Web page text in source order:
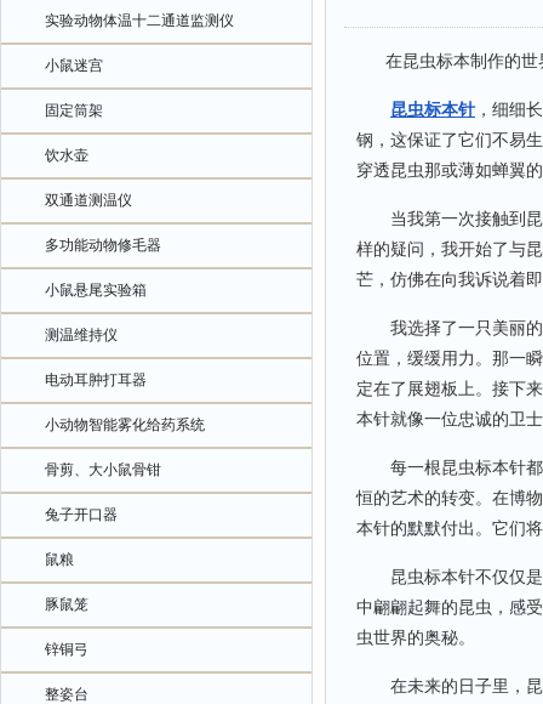
实验动物体温十二通道监测仪
小鼠迷宫
固定筒架
饮水壶
双通道测温仪
多功能动物修毛器
小鼠悬尾实验箱
测温维持仪
电动耳肿打耳器
小动物智能雾化给药系统
骨剪、大小鼠骨钳
兔子开口器
鼠粮
豚鼠笼
锌铜弓
整姿台
在昆虫标本制作的世
昆虫标本针，细细
钢，这保证了它们不易
穿透昆虫那或薄如蝉翼
当我第一次接触到昆
样的疑问，我开始了与
芒，仿佛在向我诉说着
我选择了一只美丽的
位置，缓缓用力。那一
定在了展翅板上。接下
本针就像一位忠诚的卫
每一根昆虫标本针都
恒的艺术的转变。在博
本针的默默付出。它们
昆虫标本针不仅仅是
中翩翩起舞的昆虫，感
虫世界的奥秘。
在未来的日子里，昆